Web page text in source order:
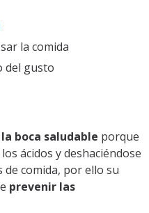
la comida
del gusto
boca saludable porque
ácidos y deshaciéndose
comida, por ello su
prevenir las